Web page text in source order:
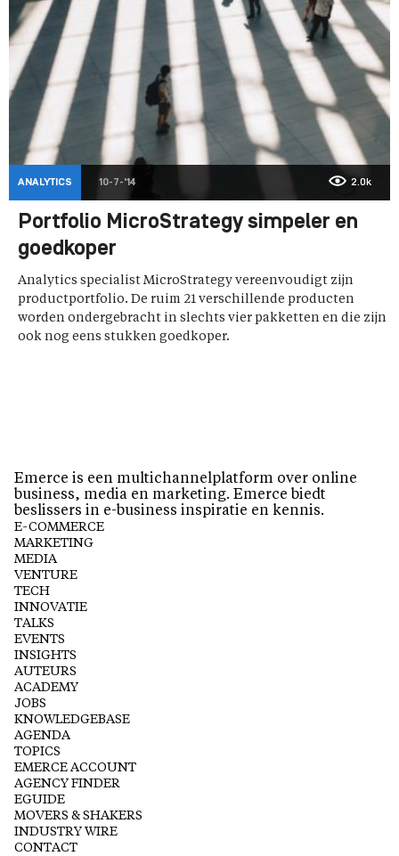
ANALYTICS 10-7-'14 2.0k
Portfolio MicroStrategy simpeler en
goedkoper
Analytics specialist MicroStrategy vereenvoudigt zijn
productportfolio. De ruim 21 verschillende producten
worden ondergebracht in slechts vier pakketten en die zijn
ook nog eens stukken goedkoper.
Emerce is een multichannelplatform over online
business, media en marketing. Emerce biedt
beslissers in e-business inspiratie en kennis.
E-COMMERCE
MARKETING
MEDIA
VENTURE
TECH
INNOVATIE
TALKS
EVENTS
INSIGHTS
AUTEURS
ACADEMY
JOBS
KNOWLEDGEBASE
AGENDA
TOPICS
EMERCE ACCOUNT
AGENCY FINDER
EGUIDE
MOVERS & SHAKERS
INDUSTRY WIRE
CONTACT